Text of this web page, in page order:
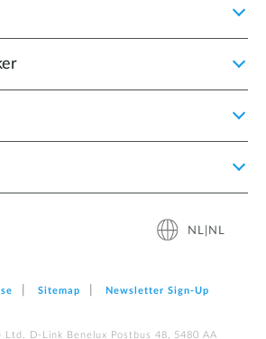
NL|NL
Sitemap Newsletter Sign‑Up
Ltd. D-Link Benelux Postbus 48, 5480 AA